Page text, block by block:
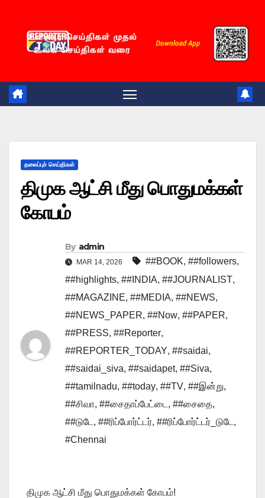
content
தலைப்புச் செய்திகள்
திமுக ஆட்சி மீது பொதுமக்கள்
கோபம்
By admin
MAR 14, 2026 ##BOOK, ##followers,
##highlights, ##INDIA, ##JOURNALIST,
##MAGAZINE, ##MEDIA, ##NEWS,
##NEWS_PAPER, ##Now, ##PAPER,
##PRESS, ##Reporter,
##REPORTER_TODAY, ##saidai,
##saidai_siva, ##saidapet, ##Siva,
##tamilnadu, ##today, ##TV, ##இன்று,
##சிவா, ##சைதாப்பேட்டை , ##சைதை,
##டுடே , ##ரிப்போர்ட்டர், ##ரிப்போர்ட்டர்_டுடே ,
#Chennai
திமுக ஆட்சி மீது பொதுமக்கள் கோபம்!